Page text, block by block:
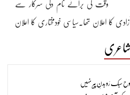
وقت کی برائے نام دلی سرکار سے
آزادی کا اعلان تھا۔سیاسی خودمختاری کا اعلان
کر چکے تھے۔شاعری کے حوالہ سےناسخ سے
کرتے تھے۔سودا،سوز،میر اور مصحفی،اِن سبھی
سے تنگ آ کر پورب کا رخ کیا تھا۔جہاں وہ
شاعری
سبک رَو بدنِ پیر نہیں